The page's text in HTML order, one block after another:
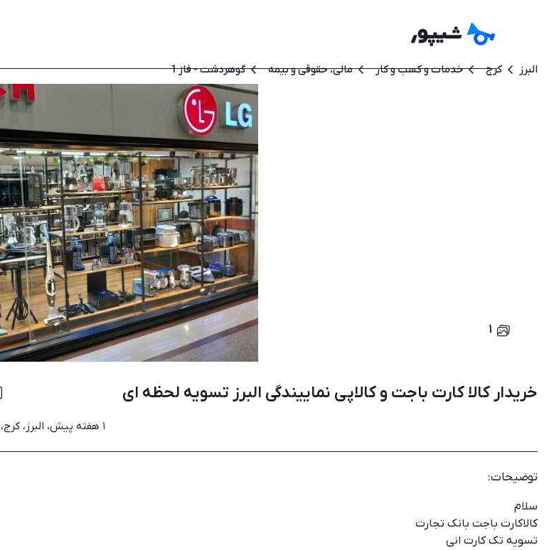
البرز کرج خدمات و کسب و کار مالی، حقوقی و بیمه گوهردشت - فاز 1
۱
خریدار کالا کارت باجت و کالاپی نماییندگی البرز تسویه لحظه ای
۱ هفته پیش، البرز، کرج، گوهردشت - فاز 1
توضیحات:
سلام
کالاکارت باجت بانک تجارت
تسویه تک کارت انی